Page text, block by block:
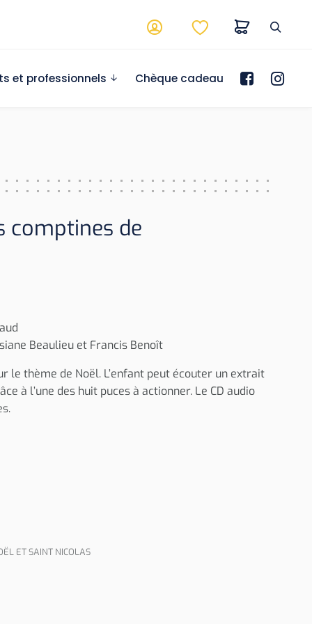
et professionnels Chèque cadeau
comptines de
Beaulieu et Francis Benoît
le thème de Noël. L’enfant peut écouter un extrait
à l’une des huit puces à actionner. Le CD audio
ET SAINT NICOLAS